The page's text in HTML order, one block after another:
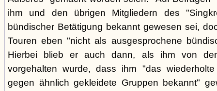
ihm und den übrigen Mitgliedern des
bündischer Betätigung bekannt gewesen sei,
Touren eben "nicht als ausgesprochene
Hierbei blieb er auch dann, als ihm von
vorgehalten wurde, dass ihm "das
gegen ähnlich gekleidete Gruppen bekannt"